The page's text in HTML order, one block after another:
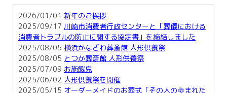
2026/01/01 新年のご挨拶
2025/09/17 川崎市消費者行政センターと「葬儀における
消費者トラブルの防止に関する協定書」を締結しました
2025/08/05 横浜かなざわ葬斎館 人形供養祭
2025/08/05 とつか葬斎館 人形供養祭
2025/07/09 お施餓鬼
2025/06/02 人形供養祭を開催
2025/05/15 オーダーメイドのお葬式「その人の歩まれた